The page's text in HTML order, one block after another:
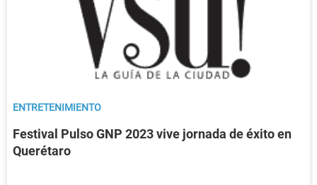
ENTRETENIMIENTO
Festival Pulso GNP 2023 vive jornada de éxito en
Querétaro